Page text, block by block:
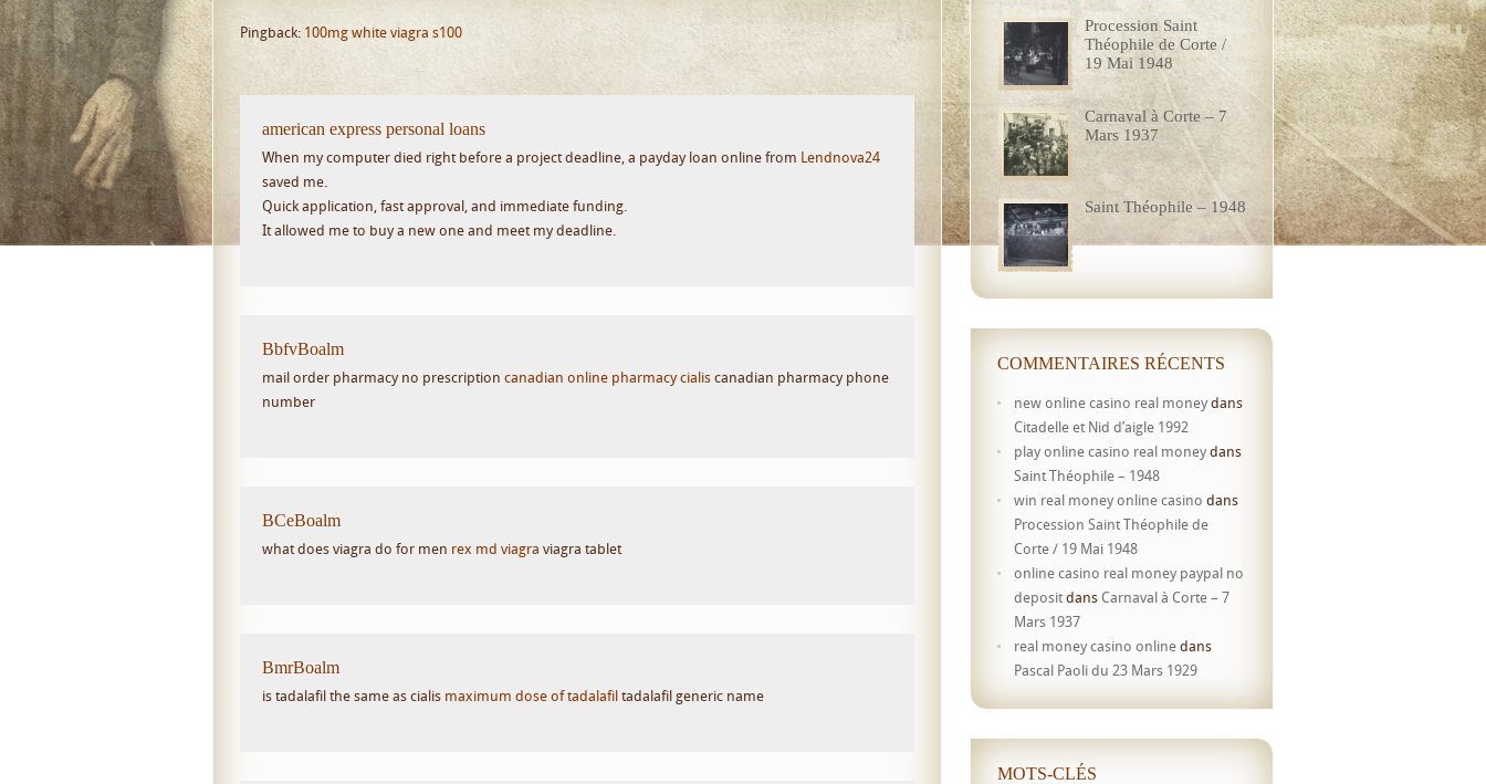
Pingback: 100mg white viagra s100
american express personal loans
When my computer died right before a project deadline, a payday loan online from Lendnova24
saved me.
Quick application, fast approval, and immediate funding.
It allowed me to buy a new one and meet my deadline.
BbfvBoalm
mail order pharmacy no prescription canadian online pharmacy cialiscanadian pharmacy phone
number
BCeBoalm
what does viagra do for men rex md viagra viagra tablet
BmrBoalm
is tadalafil the same as cialis maximum dose of tadalafiltadalafil generic name
Procession Saint
Théophile de Corte /
19 Mai 1948
Carnaval à Corte – 7
Mars 1937
Saint Théophile – 1948
COMMENTAIRES RÉCENTS
new online casino real moneydans
Citadelle et Nid d’aigle 1992
play online casino real moneydans
Saint Théophile – 1948
win real money online casino dans
Procession Saint Théophile de
Corte / 19 Mai 1948
online casino real money paypal no
depositdansCarnaval à Corte – 7
Mars 1937
real money casino onlinedans
Pascal Paoli du 23 Mars 1929
MOTS-CLÉS